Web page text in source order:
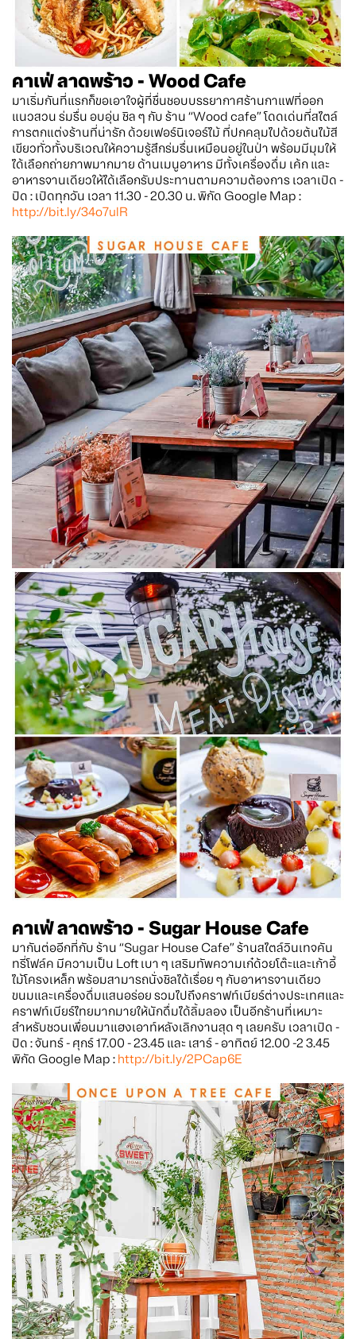
คาเฟ่ ลาดพร้าว - Wood Cafe
มาเริ่มกันที่แรกก็ขอเอาใจผู้ที่ชื่นชอบบรรยากาศร้านกาแฟที่ออก
แนวสวน ร่มรื่น อบอุ่น ชิล ๆ กับ ร้าน “Wood cafe” โดดเด่นที่สไตล์
การตกแต่งร้านที่น่ารัก ด้วยเฟอร์นิเจอร์ไม้ ที่ปกคลุมไปด้วยต้นไม้สี
เขียวทั่วทั้งบริเวณให้ความรู้สึกร่มรื่นเหมือนอยู่ในป่า พร้อมมีมุมให้
ได้เลือกถ่ายภาพมากมาย ด้านเมนูอาหาร มีทั้งเครื่องดื่ม เค้ก และ
อาหารจานเดียวให้ได้เลือกรับประทานตามความต้องการ เวลาเปิด -
ปิด : เปิดทุกวัน เวลา 11.30 - 20.30 น. พิกัด Google Map :
http://bit.ly/34o7ulR
คาเฟ่ ลาดพร้าว - Sugar House Cafe
มากันต่ออีกที่กับ ร้าน “Sugar House Cafe” ร้านสไตล์วินเทจคัน
ทรี่โฟล์ค มีความเป็น Loft เบา ๆ เสริมทัพความเก๋ด้วยโต๊ะและเก้าอี้
ไม้โครงเหล็ก พร้อมสามารถนั่งชิลได้เรื่อย ๆ กับอาหารจานเดียว
ขนมและเครื่องดื่มแสนอร่อย รวมไปถึงคราฟท์เบียร์ต่างประเทศและ
คราฟท์เบียร์ไทยมากมายให้นักดื่มได้ลิ้มลอง เป็นอีกร้านที่เหมาะ
สำหรับชวนเพื่อนมาแฮงเอาท์หลังเลิกงานสุด ๆ เลยครับ เวลาเปิด -
ปิด : จันทร์ - ศุกร์ 17.00 - 23.45 และ เสาร์ - อาทิตย์ 12.00 -2 3.45
พิกัด Google Map : http://bit.ly/2PCap6E